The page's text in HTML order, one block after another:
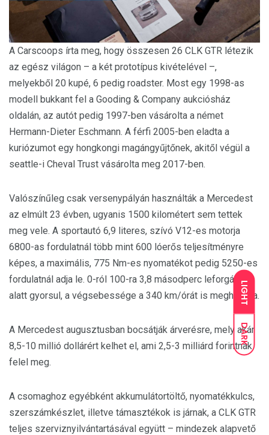
LIGHT
DARK
A Carscoops írta meg, hogy összesen 26 CLK GTR létezik
az egész világon – a két prototípus kivételével –,
melyekből 20 kupé, 6 pedig roadster. Most egy 1998-as
modell bukkant fel a Gooding & Company aukciósház
oldalán, az autót pedig 1997-ben vásárolta a német
Hermann-Dieter Eschmann. A férfi 2005-ben eladta a
kuriózumot egy hongkongi magángyűjtőnek, akitől végül a
seattle-i Cheval Trust vásárolta meg 2017-ben.
Valószínűleg csak versenypályán használták a Mercedest
az elmúlt 23 évben, ugyanis 1500 kilométert sem tettek
meg vele. A sportautó 6,9 literes, szívó V12-es motorja
6800-as fordulatnál több mint 600 lóerős teljesítményre
képes, a maximális, 775 Nm-es nyomatékot pedig 5250-es
fordulatnál adja le. 0-ról 100-ra 3,8 másodperc leforgása
alatt gyorsul, a végsebessége a 340 km/órát is meghaladja.
A Mercedest augusztusban bocsátják árverésre, mely akár
8,5-10 millió dollárért kelhet el, ami 2,5-3 milliárd forintnak
felel meg.
A csomaghoz egyébként akkumulátortöltő, nyomatékkulcs,
szerszámkészlet, illetve támasztékok is járnak, a CLK GTR
teljes szerviznyilvántartásával együtt – mindezek alapvető